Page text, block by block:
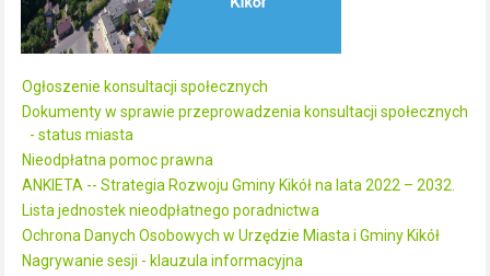
Ogłoszenie konsultacji społecznych
Dokumenty w sprawie przeprowadzenia konsultacji społecznych
- status miasta
Nieodpłatna pomoc prawna
ANKIETA -- Strategia Rozwoju Gminy Kikół na lata 2022 – 2032.
Lista jednostek nieodpłatnego poradnictwa
Ochrona Danych Osobowych w Urzędzie Miasta i Gminy Kikół
Nagrywanie sesji - klauzula informacyjna